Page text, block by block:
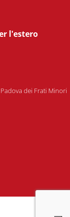
l'estero
dei Frati Minori